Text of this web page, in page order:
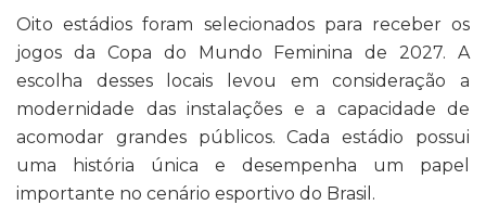
Oito estádios foram selecionados para receber os
jogos da Copa do Mundo Feminina de 2027. A
escolha desses locais levou em consideração a
modernidade das instalações e a capacidade de
acomodar grandes públicos. Cada estádio possui
uma história única e desempenha um papel
importante no cenário esportivo do Brasil.